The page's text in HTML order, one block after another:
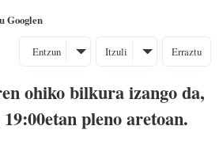
Googlen
Entzun Itzuli Erraztu
ohiko bilkura izango da,
pleno aretoan.